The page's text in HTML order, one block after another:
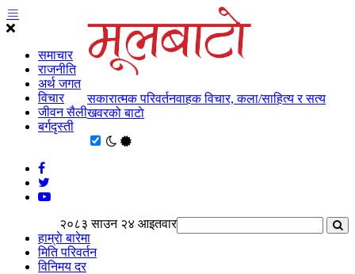
समाचार
राजनीति
अर्थ जगत
विचार
जीवन सैली
बर्गदृस्ती
सकारात्मक परिवर्तनवाहक विचार, कला/साहित्य र सत्य
खवरको बाटाे
२०८३ साउन २४ आइतवार
हाम्राे बारेमा
मिति परिवर्तन
विनिमय दर